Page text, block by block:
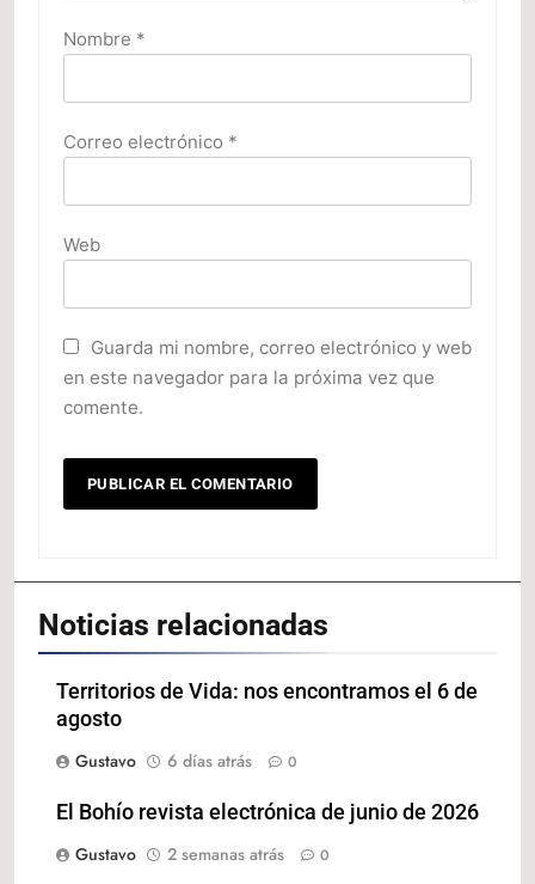
Nombre *
Correo electrónico *
Web
Guarda mi nombre, correo electrónico y web
en este navegador para la próxima vez que
comente.
Noticias relacionadas
Territorios de Vida: nos encontramos el 6 de
agosto
Gustavo
6 días atrás 0
El Bohío revista electrónica de junio de 2026
Gustavo
2 semanas atrás 0